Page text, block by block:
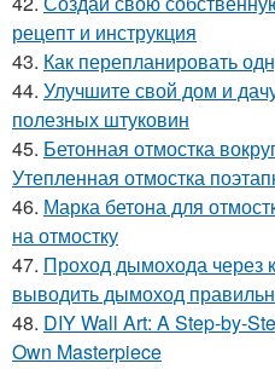
рецепт и инструкция
43. Как перепланировать
44. Улучшите свой дом и
полезных штуковин
45. Бетонная отмостка
Утепленная отмостка
46. Марка бетона для
на отмостку
47. Проход дымохода через
выводить дымоход
48. DIY Wall Art: A Step-by-
Own Masterpiece